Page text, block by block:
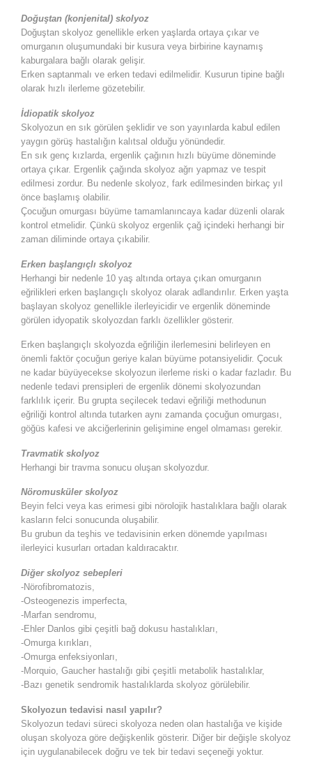
Doğuştan (konjenital) skolyoz
Doğuştan skolyoz genellikle erken yaşlarda ortaya çıkar ve
omurganın oluşumundaki bir kusura veya birbirine kaynamış
kaburgalara bağlı olarak gelişir.
Erken saptanmalı ve erken tedavi edilmelidir. Kusurun tipine bağlı
olarak hızlı ilerleme gözetebilir.
İdiopatik skolyoz
Skolyozun en sık görülen şeklidir ve son yayınlarda kabul edilen
yaygın görüş hastalığın kalıtsal olduğu yönündedir.
En sık genç kızlarda, ergenlik çağının hızlı büyüme döneminde
ortaya çıkar. Ergenlik çağında skolyoz ağrı yapmaz ve tespit
edilmesi zordur. Bu nedenle skolyoz, fark edilmesinden birkaç yıl
önce başlamış olabilir.
Çocuğun omurgası büyüme tamamlanıncaya kadar düzenli olarak
kontrol etmelidir. Çünkü skolyoz ergenlik çağ içindeki herhangi bir
zaman diliminde ortaya çıkabilir.
Erken başlangıçlı skolyoz
Herhangi bir nedenle 10 yaş altında ortaya çıkan omurganın
eğrilikleri erken başlangıçlı skolyoz olarak adlandırılır. Erken yaşta
başlayan skolyoz genellikle ilerleyicidir ve ergenlik döneminde
görülen idyopatik skolyozdan farklı özellikler gösterir.
Erken başlangıçlı skolyozda eğriliğin ilerlemesini belirleyen en
önemli faktör çocuğun geriye kalan büyüme potansiyelidir. Çocuk
ne kadar büyüyecekse skolyozun ilerleme riski o kadar fazladır. Bu
nedenle tedavi prensipleri de ergenlik dönemi skolyozundan
farklılık içerir. Bu grupta seçilecek tedavi eğriliği methodunun
eğriliği kontrol altında tutarken aynı zamanda çocuğun omurgası,
göğüs kafesi ve akciğerlerinin gelişimine engel olmaması gerekir.
Travmatik skolyoz
Herhangi bir travma sonucu oluşan skolyozdur.
Nöromusküler skolyoz
Beyin felci veya kas erimesi gibi nörolojik hastalıklara bağlı olarak
kasların felci sonucunda oluşabilir.
Bu grubun da teşhis ve tedavisinin erken dönemde yapılması
ilerleyici kusurları ortadan kaldıracaktır.
Diğer skolyoz sebepleri
-Nörofibromatozis,
-Osteogenezis imperfecta,
-Marfan sendromu,
-Ehler Danlos gibi çeşitli bağ dokusu hastalıkları,
-Omurga kırıkları,
-Omurga enfeksiyonları,
-Morquio, Gaucher hastalığı gibi çeşitli metabolik hastalıklar,
-Bazı genetik sendromik hastalıklarda skolyoz görülebilir.
Skolyozun tedavisi nasıl yapılır?
Skolyozun tedavi süreci skolyoza neden olan hastalığa ve kişide
oluşan skolyoza göre değişkenlik gösterir. Diğer bir değişle skolyoz
için uygulanabilecek doğru ve tek bir tedavi seçeneği yoktur.